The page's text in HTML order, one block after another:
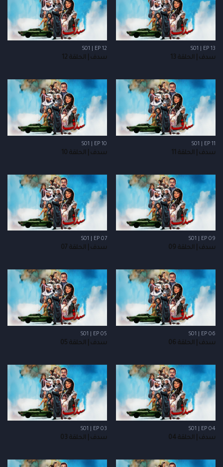
S01 | EP 13
سدف | الحلقة 13
S01 | EP 12
سدف | الحلقة 12
S01 | EP 11
سدف | الحلقة 11
S01 | EP 10
سدف | الحلقة 10
S01 | EP 09
سدف | الحلقة 09
S01 | EP 07
سدف | الحلقة 07
S01 | EP 06
سدف | الحلقة 06
S01 | EP 05
سدف | الحلقة 05
S01 | EP 04
سدف | الحلقة 04
S01 | EP 03
سدف | الحلقة 03